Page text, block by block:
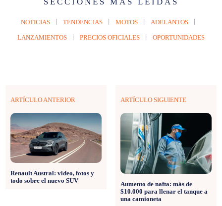
NOTICIAS TENDENCIAS MOTOS ADELANTOS
LANZAMIENTOS PRECIOS OFICIALES OPORTUNIDADES
ARTÍCULO ANTERIOR
Renault Austral: video, fotos y
todo sobre el nuevo SUV
ARTÍCULO SIGUIENTE
Aumento de nafta: más de
$10.000 para llenar el tanque a
una camioneta